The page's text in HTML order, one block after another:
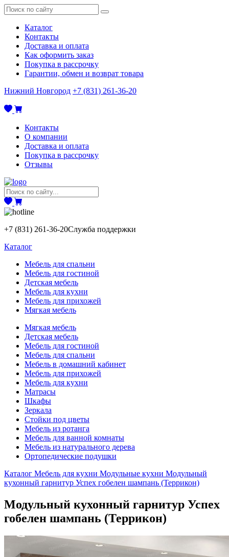
Каталог
Контакты
Доставка и оплата
Как оформить заказ
Покупка в рассрочку
Гарантии, обмен и возврат товара
Нижний Новгород +7 (831) 261-36-20
Контакты
О компании
Доставка и оплата
Покупка в рассрочку
Отзывы
+7 (831) 261-36-20Служба поддержки
Каталог
Мебель для спальни
Мебель для гостиной
Детская мебель
Мебель для кухни
Мебель для прихожей
Мягкая мебель
Мягкая мебель
Детская мебель
Мебель для гостиной
Мебель для спальни
Мебель в домашний кабинет
Мебель для прихожей
Мебель для кухни
Матрасы
Шкафы
Зеркала
Стойки под цветы
Мебель из ротанга
Мебель для ванной комнаты
Мебель из натурального дерева
Ортопедические подушки
Каталог Мебель для кухни Модульные кухни Модульный
кухонный гарнитур Успех гобелен шампань (Террикон)
Модульный кухонный гарнитур Успех
гобелен шампань (Террикон)